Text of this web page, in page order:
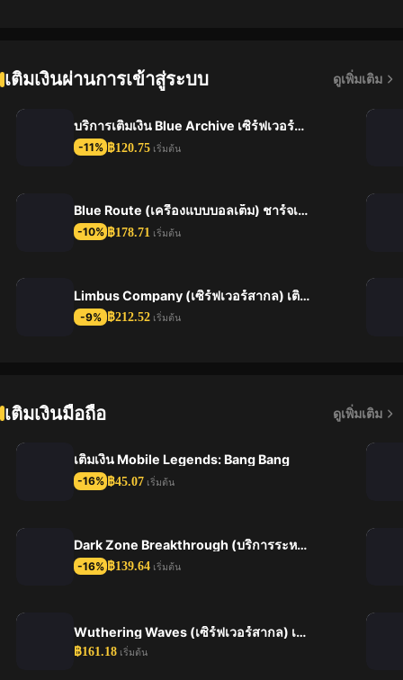
เติมเงินผ่านการเข้าสู่ระบบ ดูเพิ่มเติม
บริการเติมเงิน Blue Archive เซิร์ฟเวอร์ญี่ปุ่น
-11% ฿120.75 เริ่มต้น
Blue Route (เครื่องแบบบอลเต็ม) ชาร์จเกมมือถือ
-10% ฿178.71 เริ่มต้น
Limbus Company (เซิร์ฟเวอร์สากล) เติมเงินแทน
-9% ฿212.52 เริ่มต้น
เติมเงินมือถือ ดูเพิ่มเติม
เติมเงิน Mobile Legends: Bang Bang
-16% ฿45.07 เริ่มต้น
Dark Zone Breakthrough (บริการระหว่างประเทศ) ชาร์จโดยตรง ②
-16% ฿139.64 เริ่มต้น
Wuthering Waves (เซิร์ฟเวอร์สากล) เติมเงินโดยตรง
฿161.18 เริ่มต้น